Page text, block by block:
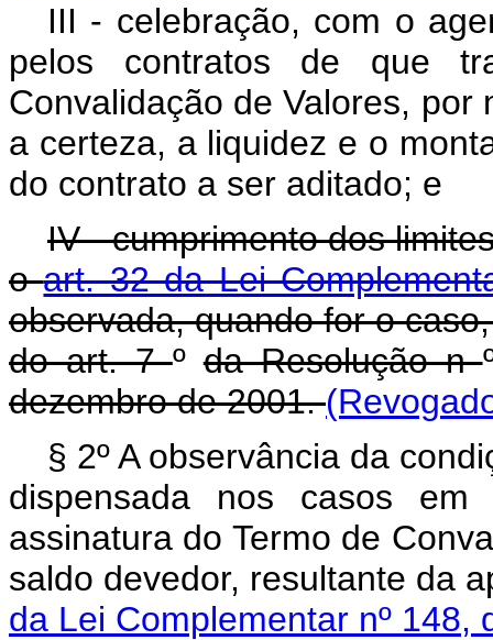
III - celebração, com o
pelos contratos de que
Convalidação de Valores,
a certeza, a liquidez e o
do contrato a ser aditado; e
IV - cumprimento dos
oart. 32 da Lei
observada, quando for o
do art. 7ºda Resolução n
dezembro de 2001.
§ 2º A observância da
dispensada nos casos
assinatura do Termo de
saldo devedor, resultante da
da Lei Complementar nº 148,